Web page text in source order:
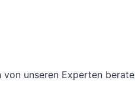
unseren Experten